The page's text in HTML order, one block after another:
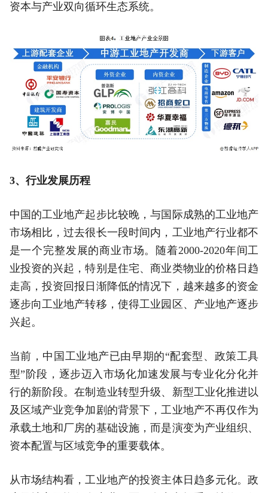
资本与产业双向循环生态系统。
3、行业发展历程
中国的工业地产起步比较晚，与国际成熟的工业地产
市场相比，过去很长一段时间内，工业地产行业都不
是一个完整发展的商业市场。随着2000-2020年间工
业投资的兴起，特别是住宅、商业类物业的价格日趋
走高，投资回报日渐降低的情况下，越来越多的资金
逐步向工业地产转移，使得工业园区、产业地产逐步
兴起。
当前，中国工业地产已由早期的“配套型、政策工具
型”阶段，逐步迈入市场化加速发展与专业化分化并
行的新阶段。在制造业转型升级、新型工业化推进以
及区域产业竞争加剧的背景下，工业地产不再仅作为
承载土地和厂房的基础设施，而是演变为产业组织、
资本配置与区域竞争的重要载体。
从市场结构看，工业地产的投资主体日趋多元化。政